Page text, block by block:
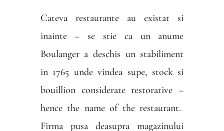
Cateva restaurante au existat si
inainte – se stie ca un anume
Boulanger a deschis un stabiliment
in 1765 unde vindea supe, stock si
bouillion considerate restorative –
hence the name of the restaurant.
Firma pusa deasupra magazinului